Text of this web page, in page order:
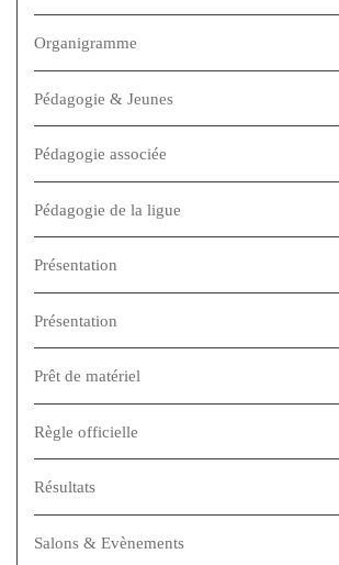
Organigramme
Pédagogie & Jeunes
Pédagogie associée
Pédagogie de la ligue
Présentation
Présentation
Prêt de matériel
Règle officielle
Résultats
Salons & Evènements